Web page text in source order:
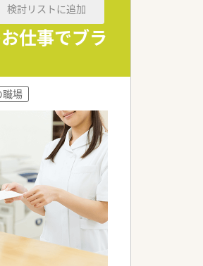
仕事でブラ
検討リストに追加
職場